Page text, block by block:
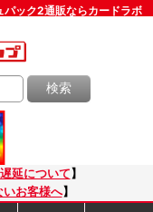
ック2通販ならカードラボ
検索
延について 】
いお客様へ】